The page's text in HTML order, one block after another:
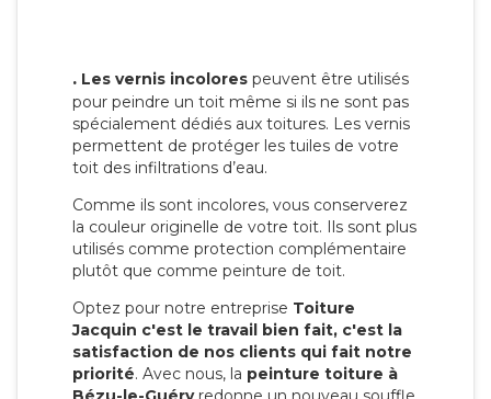
. Les vernis incolores peuvent être utilisés
pour peindre un toit même si ils ne sont pas
spécialement dédiés aux toitures. Les vernis
permettent de protéger les tuiles de votre
toit des infiltrations d’eau.
Comme ils sont incolores, vous conserverez
la couleur originelle de votre toit. Ils sont plus
utilisés comme protection complémentaire
plutôt que comme peinture de toit.
Optez pour notre entreprise Toiture
Jacquin c'est le travail bien fait, c'est la
satisfaction de nos clients qui fait notre
priorité. Avec nous, la peinture toiture à